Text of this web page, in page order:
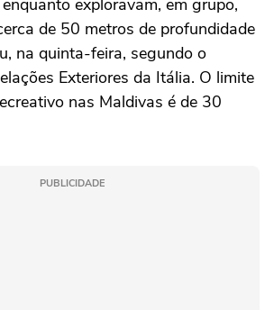
exploravam, em grupo,
de 50 metros de profundidade
na quinta-feira, segundo o
Exteriores da Itália. O limite
nas Maldivas é de 30
PUBLICIDADE